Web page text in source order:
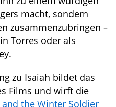
macht, sondern
zusammenzubringen –
Torres oder als
zu Isaiah bildet das
Films und wirft die
and the Winter Soldier